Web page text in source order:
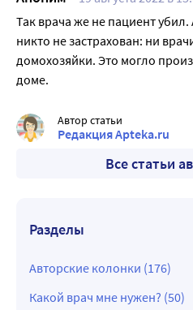
Так врача же не пациент
никто не застрахован: ни
домохозяйки. Это могло
доме.
Автор статьи
Редакция Apteka.ru
Все статьи
Разделы
Авторские колонки (176)
Какой врач мне нужен? (50)